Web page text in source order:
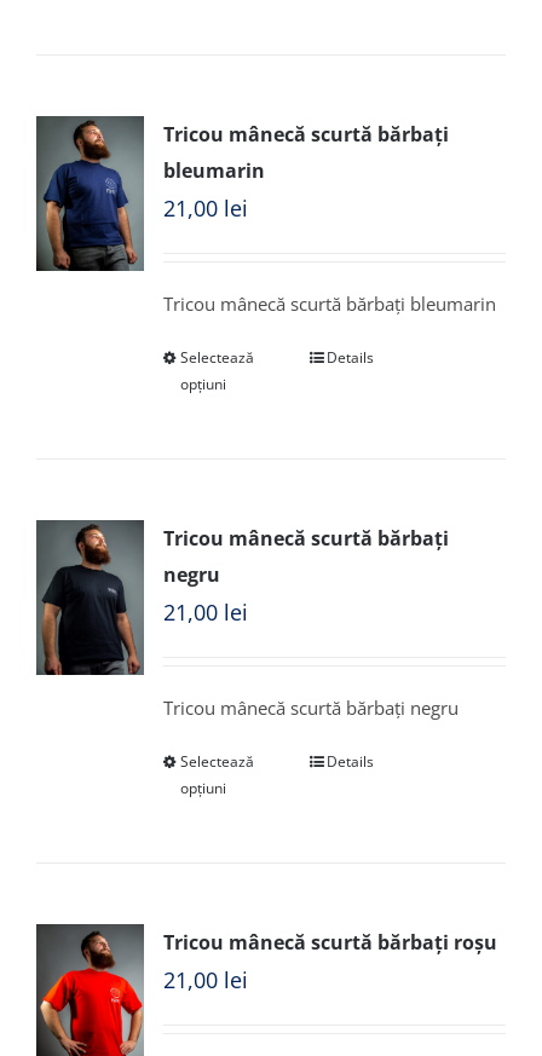
Tricou mânecă scurtă bărbați
bleumarin
21,00 lei
Tricou mânecă scurtă bărbați bleumarin
Selectează
opțiuni
Details
Tricou mânecă scurtă bărbați
negru
21,00 lei
Tricou mânecă scurtă bărbați negru
Selectează
opțiuni
Details
Tricou mânecă scurtă bărbați roșu
21,00 lei